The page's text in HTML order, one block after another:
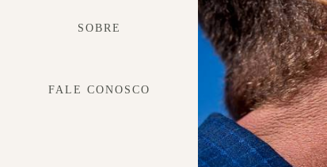
SOBRE
FALE CONOSCO